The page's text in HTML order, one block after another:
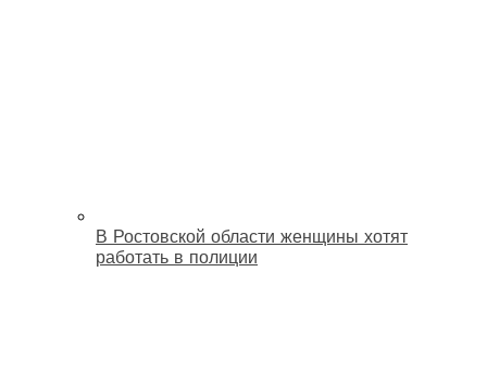
В Ростовской области женщины хотят
работать в полиции